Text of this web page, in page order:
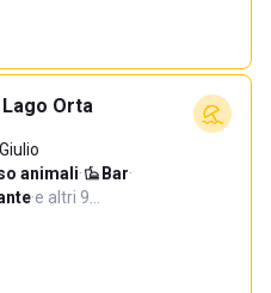
Lago Orta
animali· Bar·
·e altri 9…